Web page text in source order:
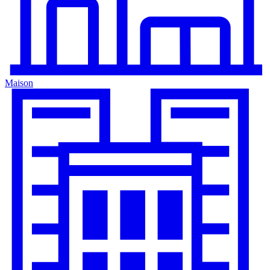
Maison